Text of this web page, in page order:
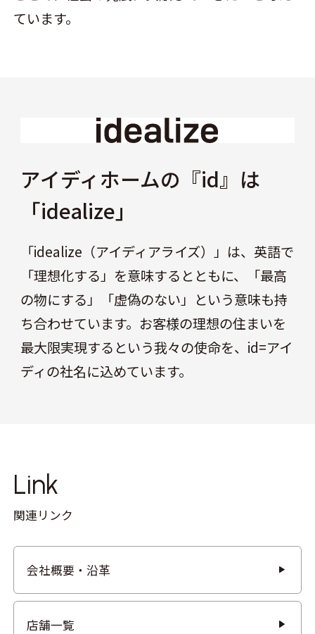
ています。
アイディホームの『id』は
「idealize」
「idealize（アイディアライズ）」は、英語で
「理想化する」を意味するとともに、「最高
の物にする」「虚偽のない」という意味も持
ち合わせています。お客様の理想の住まいを
最大限実現するという我々の使命を、id=アイ
ディの社名に込めています。
Link
関連リンク
会社概要・沿革
店舗一覧